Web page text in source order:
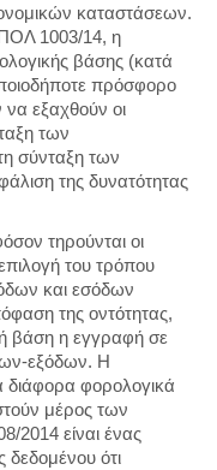
καταστάσεων.
1003/14, η
βάσης (κατά
πρόσφορο
εξαχθούν οι
των
σύνταξη των
της δυνατότητας
τηρούνται οι
του τρόπου
και εσόδων
της οντότητας,
βάση η εγγραφή σε
εξόδων. Η
φορολογικά
μέρος των
2014 είναι ένας
ότι